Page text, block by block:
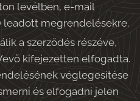
levélben, e-mail
leadott megrendelésekre.
a szerződés részéve,
kifejezetten elfogadta.
véglegesítése
és elfogadni jelen